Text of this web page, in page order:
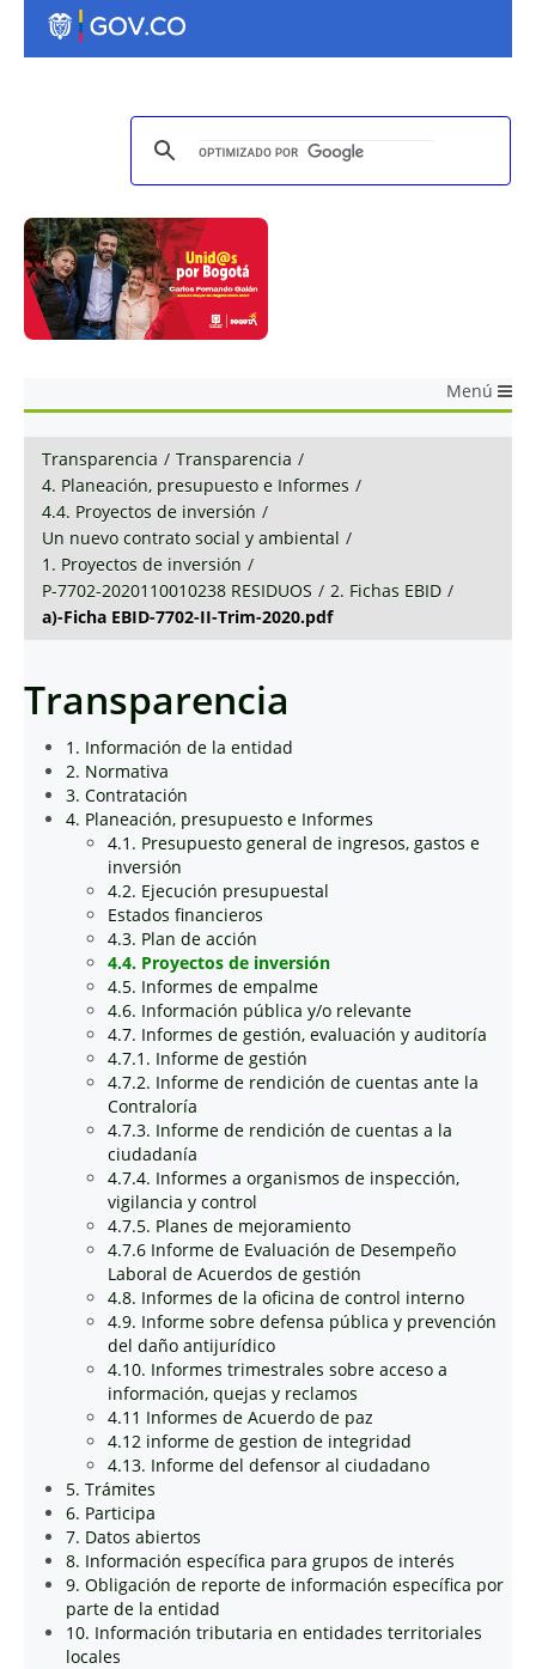
Menú
Transparencia / Transparencia /
4. Planeación, presupuesto e Informes /
4.4. Proyectos de inversión /
Un nuevo contrato social y ambiental /
1. Proyectos de inversión /
P-7702-2020110010238 RESIDUOS / 2. Fichas EBID /
a)-Ficha EBID-7702-II-Trim-2020.pdf
Transparencia
1. Información de la entidad
2. Normativa
3. Contratación
4. Planeación, presupuesto e Informes
4.1. Presupuesto general de ingresos, gastos e
inversión
4.2. Ejecución presupuestal
Estados financieros
4.3. Plan de acción
4.4. Proyectos de inversión
4.5. Informes de empalme
4.6. Información pública y/o relevante
4.7. Informes de gestión, evaluación y auditoría
4.7.1. Informe de gestión
4.7.2. Informe de rendición de cuentas ante la
Contraloría
4.7.3. Informe de rendición de cuentas a la
ciudadanía
4.7.4. Informes a organismos de inspección,
vigilancia y control
4.7.5. Planes de mejoramiento
4.7.6 Informe de Evaluación de Desempeño
Laboral de Acuerdos de gestión
4.8. Informes de la oficina de control interno
4.9. Informe sobre defensa pública y prevención
del daño antijurídico
4.10. Informes trimestrales sobre acceso a
información, quejas y reclamos
4.11 Informes de Acuerdo de paz
4.12 informe de gestion de integridad
4.13. Informe del defensor al ciudadano
5. Trámites
6. Participa
7. Datos abiertos
8. Información específica para grupos de interés
9. Obligación de reporte de información específica por
parte de la entidad
10. Información tributaria en entidades territoriales
locales